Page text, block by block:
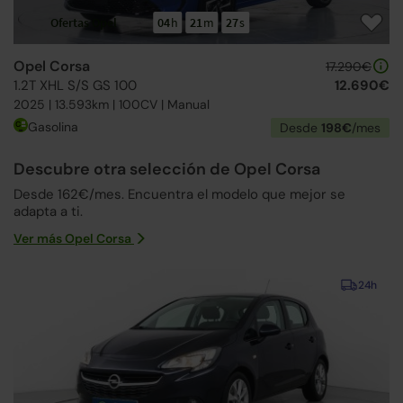
Ofertas Opel 04h 21m 26s
Opel Corsa
1.2T XHL S/S GS 100
2025 | 13.593km | 100CV | Manual
17.290€
12.690€
Gasolina Desde 198€/mes
Descubre otra selección de Opel Corsa
Desde 162€/mes. Encuentra el modelo que mejor se
adapta a ti.
Ver más Opel Corsa
24h